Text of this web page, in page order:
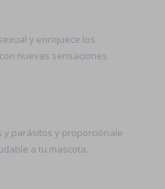
y enriquece los
nuevas sensaciones.
y parásitos y proporciónale
a tu mascota.